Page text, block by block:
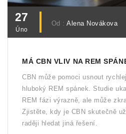
27
Úno
Od :Alena Novákova
MÁ CBN VLIV NA REM
CBN může pomoci usnout
hluboký REM spánek. Studie
REM fázi výrazně, ale může
Zjistěte, kdy je CBN skutečně
raději hledat jiná řešení.